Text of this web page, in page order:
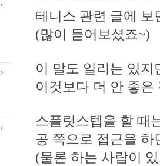
테니스 관련 글에 보
(많이 듣어보셨죠~)
이 말도 일리는 있지
이것보다 더 안 좋
스플릿스텝을 할 때
공 쪽으로 접근을 하
(물론 하는 사람이